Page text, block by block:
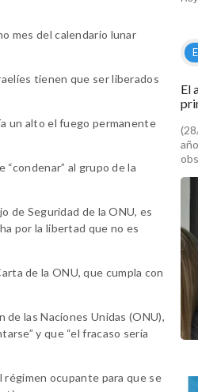
mes del calendario lunar
tienen que ser liberados
un alto el fuego permanente
al grupo de la
de Seguridad de la ONU, es
por la libertad que no es
de la ONU, que cumpla con
las Naciones Unidas (ONU),
y que “el fracaso sería
régimen ocupante para que se
El